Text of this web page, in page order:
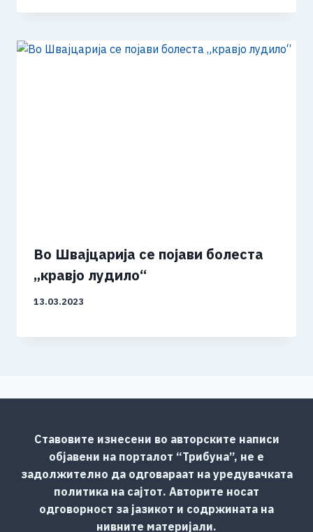
Во Швајцарија се појави болеста
„кравјо лудило“
13.03.2023
Ставовите изнесени во авторските написи
објавени на порталот “Трибуна”, не е
задолжително да одговараат на уредувачката
политика на сајтот. Авторите носат
одговорност за јазикот и содржината на
нивните материјали.